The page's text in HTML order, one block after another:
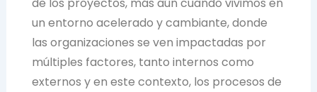
un entorno acelerado y cambiante, donde
las organizaciones se ven impactadas por
múltiples factores, tanto internos como
externos y en este contexto, los procesos de